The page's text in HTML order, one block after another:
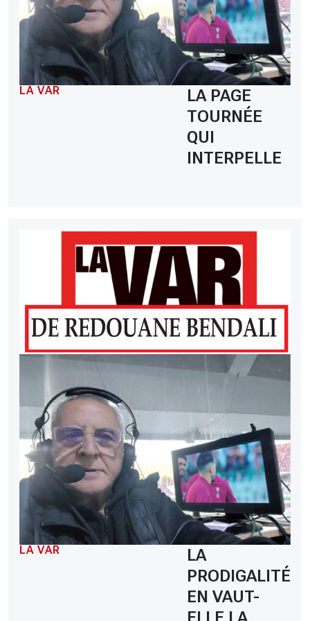
LA VAR
LA PAGE
TOURNÉE
QUI
INTERPELLE
LA VAR
LA
PRODIGALITÉ
EN VAUT-